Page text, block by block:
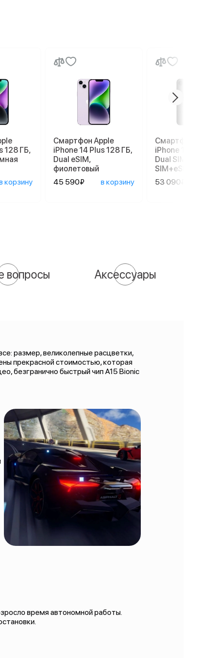
128 ГБ,
корзину
Смартфон Apple
iPhone 14 Plus 128 ГБ,
Dual еSIM,
фиолетовый
45 590₽
в корзину
Смартфон Apple
iPhone 17e 256
Dual SIM (nano
SIM+eSIM), Black
53 090₽
вопросы Аксессуары
размер, великолепные расцветки,
прекрасной стоимостью, которая
безгранично быстрый чип A15 Bionic
время автономной работы.